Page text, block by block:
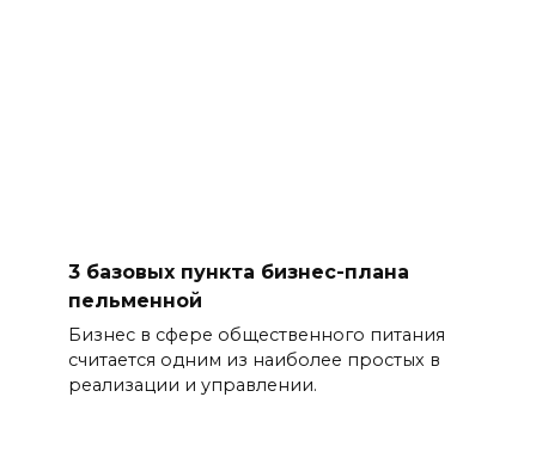
3 базовых пункта бизнес-плана
пельменной
Бизнес в сфере общественного питания
считается одним из наиболее простых в
реализации и управлении.